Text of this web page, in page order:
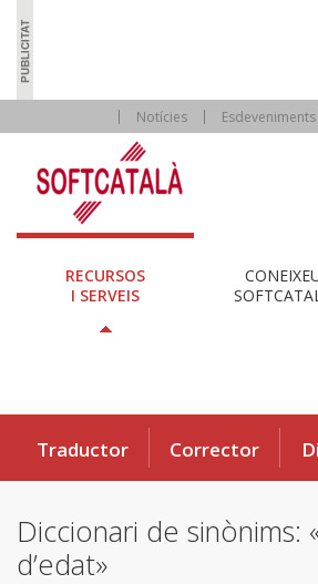
Notícies Esdeveniments
RECURSOS
I SERVEIS
Traductor Corrector
Diccionari de sinònims:
d’edat»